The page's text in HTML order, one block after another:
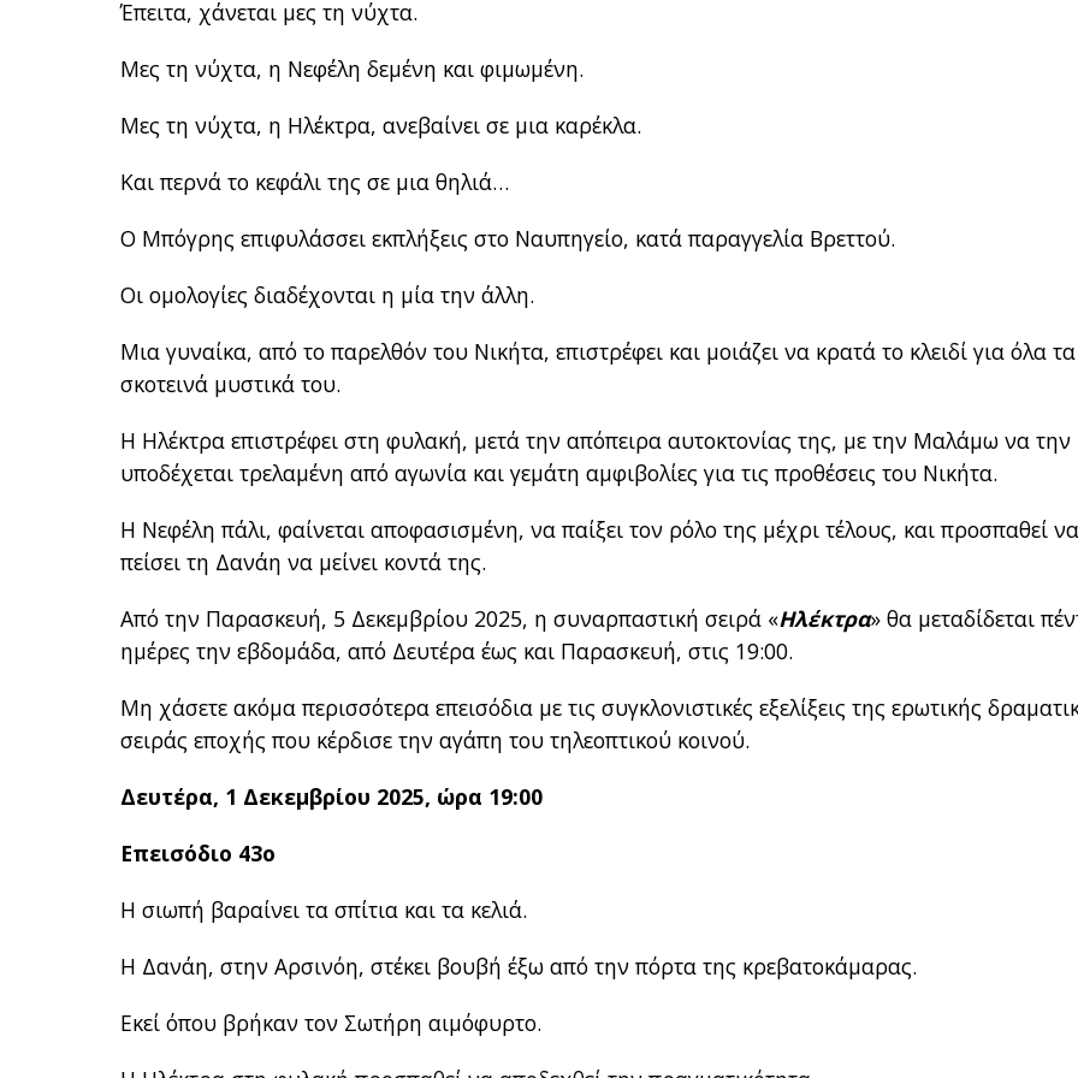
Έπειτα, χάνεται μες τη νύχτα.
Μες τη νύχτα, η Νεφέλη δεμένη και φιμωμένη.
Μες τη νύχτα, η Ηλέκτρα, ανεβαίνει σε μια καρέκλα.
Και περνά το κεφάλι της σε μια θηλιά…
Ο Μπόγρης επιφυλάσσει εκπλήξεις στο Ναυπηγείο, κατά παραγγελία Βρεττού.
Οι ομολογίες διαδέχονται η μία την άλλη.
Μια γυναίκα, από το παρελθόν του Νικήτα, επιστρέφει και μοιάζει να κρατά το κλειδί για όλα τα
σκοτεινά μυστικά του.
Η Ηλέκτρα επιστρέφει στη φυλακή, μετά την απόπειρα αυτοκτονίας της, με την Μαλάμω να την
υποδέχεται τρελαμένη από αγωνία και γεμάτη αμφιβολίες για τις προθέσεις του Νικήτα.
Η Νεφέλη πάλι, φαίνεται αποφασισμένη, να παίξει τον ρόλο της μέχρι τέλους, και προσπαθεί
πείσει τη Δανάη να μείνει κοντά της.
Από την Παρασκευή, 5 Δεκεμβρίου 2025, η συναρπαστική σειρά «Ηλέκτρα» θα μεταδίδεται
ημέρες την εβδομάδα, από Δευτέρα έως και Παρασκευή, στις 19:00.
Μη χάσετε ακόμα περισσότερα επεισόδια με τις συγκλονιστικές εξελίξεις της ερωτικής
σειράς εποχής που κέρδισε την αγάπη του τηλεοπτικού κοινού.
Δευτέρα, 1 Δεκεμβρίου 2025, ώρα 19:00
Επεισόδιο 43ο
Η σιωπή βαραίνει τα σπίτια και τα κελιά.
Η Δανάη, στην Αρσινόη, στέκει βουβή έξω από την πόρτα της κρεβατοκάμαρας.
Εκεί όπου βρήκαν τον Σωτήρη αιμόφυρτο.